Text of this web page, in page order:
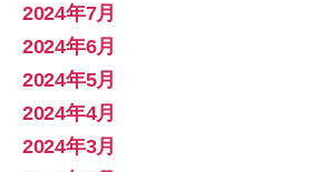
2024年7月
2024年6月
2024年5月
2024年4月
2024年3月